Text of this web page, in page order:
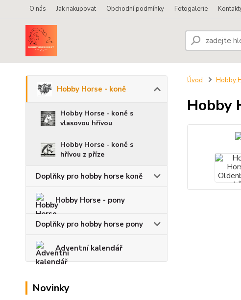
O nás Jak nakupovat Obchodní podmínky Fotogalerie
Hobby Horse - koně
Hobby Horse - koně s
vlasovou hřívou
Hobby Horse - koně s
hřívou z příze
Doplňky pro hobby horse koně
Hobby Horse - pony
Doplňky pro hobby horse pony
Adventní kalendář
Novinky
Úvod Hobby
Hobby